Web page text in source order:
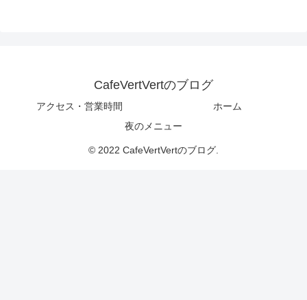
CafeVertVertのブログ
アクセス・営業時間
ホーム
夜のメニュー
© 2022 CafeVertVertのブログ.